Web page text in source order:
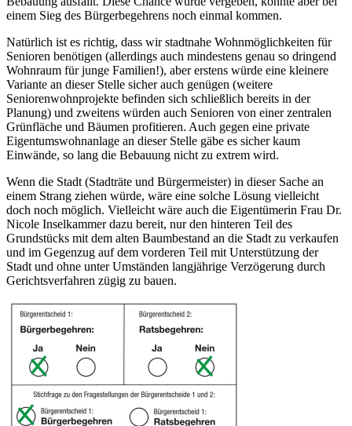
einem Sieg des Bürgerbegehrens noch einmal kommen.
Natürlich ist es richtig, dass wir stadtnahe Wohnmöglichkeiten für
Senioren benötigen (allerdings auch mindestens genau so dringend
Wohnraum für junge Familien!), aber erstens würde eine kleinere
Variante an dieser Stelle sicher auch genügen (weitere
Seniorenwohnprojekte befinden sich schließlich bereits in der
Planung) und zweitens würden auch Senioren von einer zentralen
Grünfläche und Bäumen profitieren. Auch gegen eine private
Eigentumswohnanlage an dieser Stelle gäbe es sicher kaum
Einwände, so lang die Bebauung nicht zu extrem wird.
Wenn die Stadt (Stadträte und Bürgermeister) in dieser Sache an
einem Strang ziehen würde, wäre eine solche Lösung vielleicht
doch noch möglich. Vielleicht wäre auch die Eigentümerin Frau Dr.
Nicole Inselkammer dazu bereit, nur den hinteren Teil des
Grundstücks mit dem alten Baumbestand an die Stadt zu verkaufen
und im Gegenzug auf dem vorderen Teil mit Unterstützung der
Stadt und ohne unter Umständen langjährige Verzögerung durch
Gerichtsverfahren zügig zu bauen.